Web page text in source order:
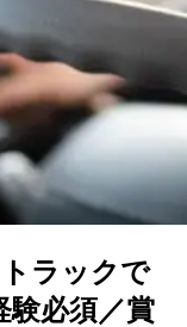
トラックで
験必須／賞